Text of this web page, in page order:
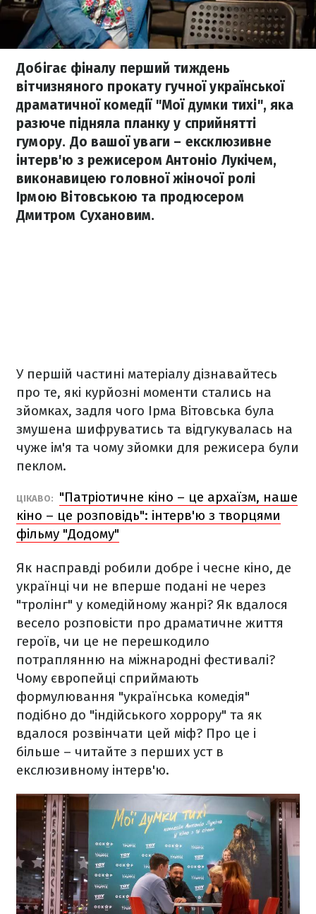
Добігає фіналу перший тиждень
вітчизняного прокату гучної української
драматичної комедії "Мої думки тихі", яка
разюче підняла планку у сприйнятті
гумору. До вашої уваги – ексклюзивне
інтерв'ю з режисером Антоніо Лукічем,
виконавицею головної жіночої ролі
Ірмою Вітовською та продюсером
Дмитром Сухановим.
У першій частині матеріалу дізнавайтесь
про те, які курйозні моменти стались на
зйомках, задля чого Ірма Вітовська була
змушена шифруватись та відгукувалась на
чуже ім'я та чому зйомки для режисера були
пеклом.
ЦІКАВО:
"Патріотичне кіно – це архаїзм, наше
кіно – це розповідь": інтерв'ю з творцями
фільму "Додому"
Як насправді робили добре і чесне кіно, де
українці чи не вперше подані не через
"тролінг" у комедійному жанрі? Як вдалося
весело розповісти про драматичне життя
героїв, чи це не перешкодило
потраплянню на міжнародні фестивалі?
Чому європейці сприймають
формулювання "українська комедія"
подібно до "індійського хоррору" та як
вдалося розвінчати цей міф? Про це і
більше – читайте з перших уст в
екслюзивному інтерв'ю.